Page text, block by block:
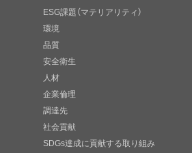
ESG課題（マテリアリティ）
環境
品質
安全衛生
人材
企業倫理
調達先
社会貢献
SDGs達成に貢献する取り組み